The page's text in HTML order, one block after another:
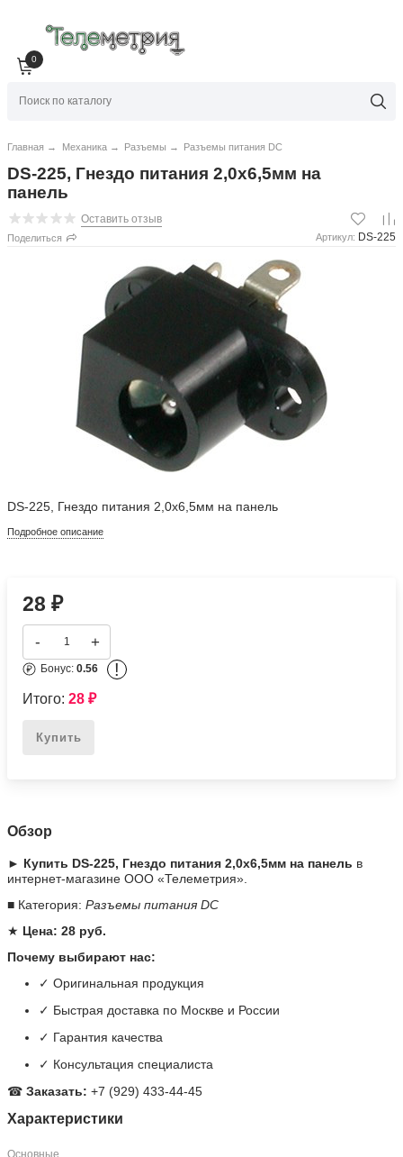
0
Главная → Механика → Разъемы → Разъемы питания DC
DS-225, Гнездо питания 2,0х6,5мм на
панель
Оставить отзыв
Поделиться Артикул: DS-225
DS-225, Гнездо питания 2,0х6,5мм на панель
Подробное описание
28₽
- +
Бонус:0.56 !
Итого:28₽
Купить
Обзор
► Купить DS-225, Гнездо питания 2,0х6,5мм на панель в
интернет-магазине ООО «Телеметрия».
■ Категория:Разъемы питания DC
★ Цена: 28 руб.
Почему выбирают нас:
✓ Оригинальная продукция
✓ Быстрая доставка по Москве и России
✓ Гарантия качества
✓ Консультация специалиста
☎Заказать: +7 (929) 433-44-45
Характеристики
Основные